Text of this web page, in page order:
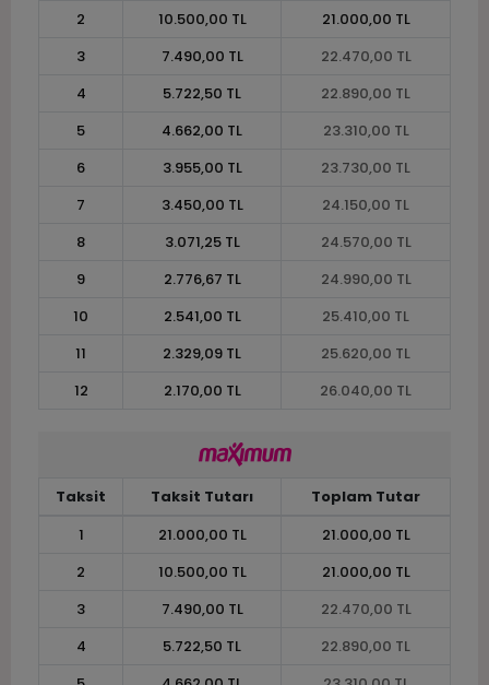
2
10.500,00 TL
21.000,00 TL
3
7.490,00 TL
22.470,00 TL
4
5.722,50 TL
22.890,00 TL
5
4.662,00 TL
23.310,00 TL
6
3.955,00 TL
23.730,00 TL
7
3.450,00 TL
24.150,00 TL
8
3.071,25 TL
24.570,00 TL
9
2.776,67 TL
24.990,00 TL
10
2.541,00 TL
25.410,00 TL
11
2.329,09 TL
25.620,00 TL
12
2.170,00 TL 26.040,00 TL
Taksit Taksit Tutarı
Toplam Tutar
1
21.000,00 TL
21.000,00 TL
2
10.500,00 TL
21.000,00 TL
3
7.490,00 TL
22.470,00 TL
4
5.722,50 TL
22.890,00 TL